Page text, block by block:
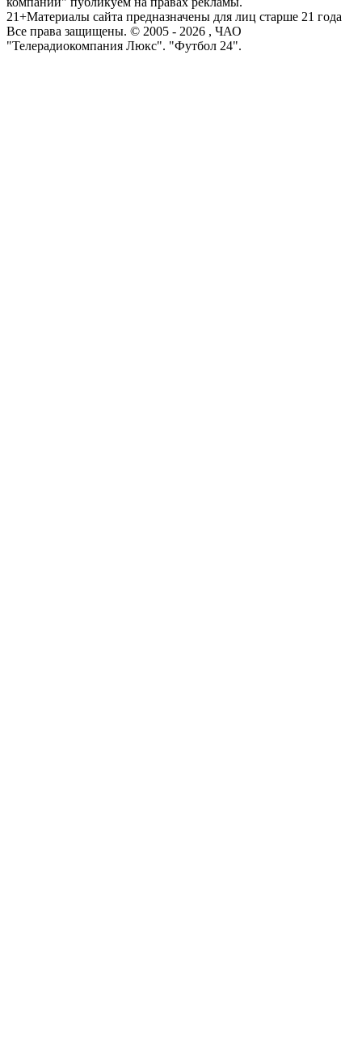
21+Материалы сайта предназначены для лиц старше 21 года
Все права защищены. © 2005 - 2026 , ЧАО
"Телерадиокомпания Люкс". "Футбол 24".